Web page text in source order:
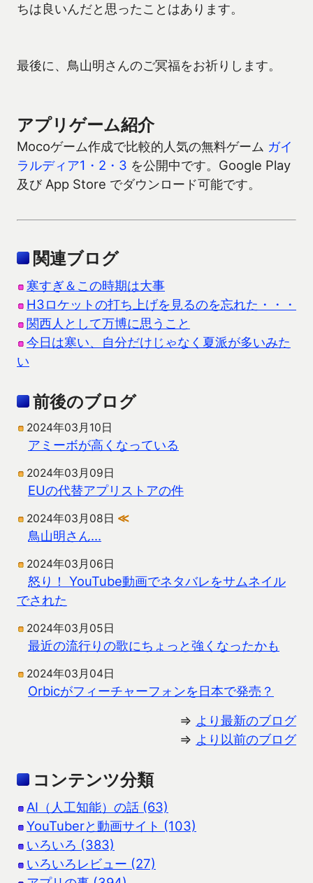
ちは良いんだと思ったことはあります。
最後に、鳥山明さんのご冥福をお祈りします。
アプリゲーム紹介
Mocoゲーム作成で比較的人気の無料ゲーム ガイ
ラルディア1・2・3 を公開中です。Google Play
及び App Store でダウンロード可能です。
関連ブログ
寒すぎ＆この時期は大事
H3ロケットの打ち上げを見るのを忘れた・・・
関西人として万博に思うこと
今日は寒い、自分だけじゃなく夏派が多いみた
い
前後のブログ
2024年03月10日
アミーボが高くなっている
2024年03月09日
EUの代替アプリストアの件
2024年03月08日 ≪
鳥山明さん…
2024年03月06日
怒り！ YouTube動画でネタバレをサムネイル
でされた
2024年03月05日
最近の流行りの歌にちょっと強くなったかも
2024年03月04日
Orbicがフィーチャーフォンを日本で発売？
⇒ より最新のブログ
⇒ より以前のブログ
コンテンツ分類
AI（人工知能）の話 (63)
YouTuberと動画サイト (103)
いろいろ (383)
いろいろレビュー (27)